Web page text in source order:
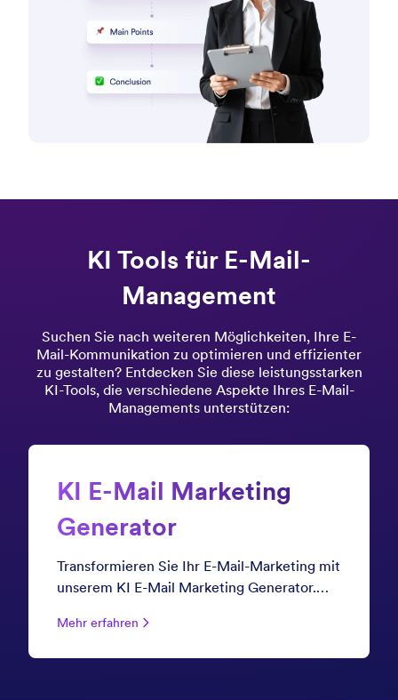
KI Tools für E-Mail-
Management
Suchen Sie nach weiteren Möglichkeiten, Ihre E-
Mail-Kommunikation zu optimieren und effizienter
zu gestalten? Entdecken Sie diese leistungsstarken
KI-Tools, die verschiedene Aspekte Ihres E-Mail-
Managements unterstützen:
KI E-Mail Marketing
Generator
Transformieren Sie Ihr E-Mail-Marketing mit
unserem KI E-Mail Marketing Generator.
Werbekampagnen und automatisierte
Mehr erfahren